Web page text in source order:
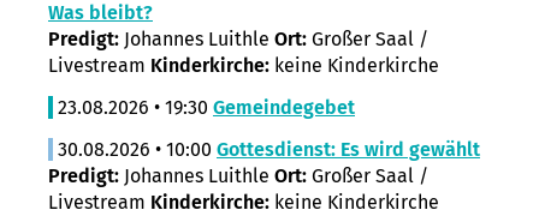
Was bleibt?
Predigt: Johannes Luithle Ort: Großer Saal /
Livestream Kinderkirche: keine Kinderkirche
23.08.2026 • 19:30 Gemeindegebet
30.08.2026 • 10:00 Gottesdienst: Es wird gewählt
Predigt: Johannes Luithle Ort: Großer Saal /
Livestream Kinderkirche: keine Kinderkirche